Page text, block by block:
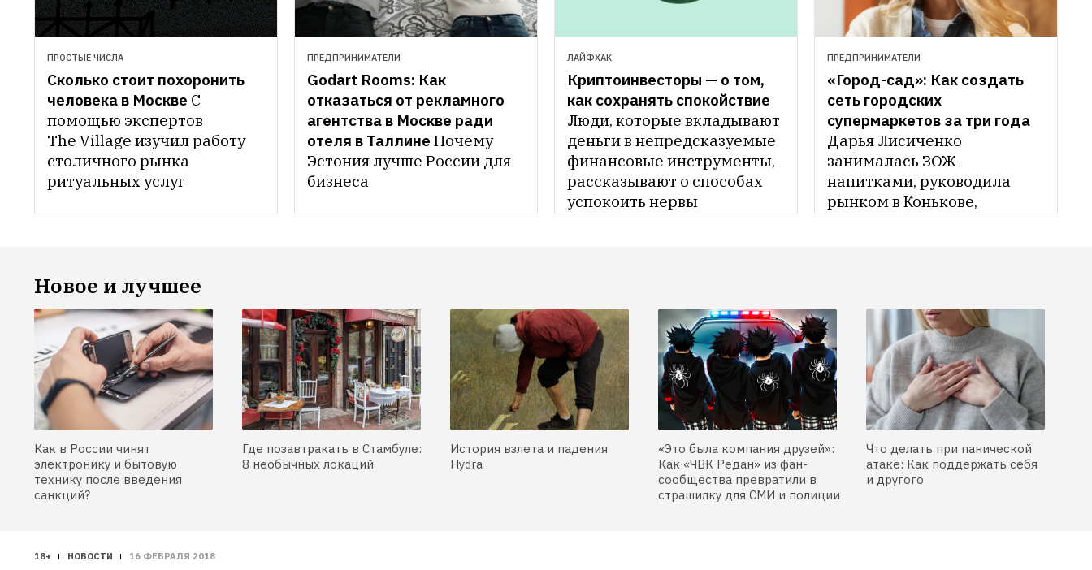
ПРОСТЫЕ ЧИСЛА
Сколько стоит похоронить
человека в Москве С
помощью экспертов
The Village изучил работу
столичного рынка
ритуальных услуг
ПРЕДПРИНИМАТЕЛИ
Godart Rooms: Как
отказаться от рекламного
агентства в Москве ради
отеля в Таллине Почему
Эстония лучше России для
бизнеса
ЛАЙФХАК
Криптоинвесторы — о том,
как сохранять спокойствие
Люди, которые вкладывают
деньги в непредсказуемые
финансовые инструменты,
рассказывают о способах
успокоить нервы
ПРЕДПРИНИМАТЕЛИ
«Город-сад»: Как создать
сеть городских
супермаркетов за три года
Дарья Лисиченко
занималась ЗОЖ-
напитками, руководила
рынком в Конькове,
Новое и лучшее
Как в России чинят
электронику и бытовую
технику после введения
санкций?
Где позавтракать в Стамбуле:
8 необычных локаций
История взлета и падения
Hydra
«Это была компания друзей»:
Как «ЧВК Редан» из фан-
сообщества превратили в
страшилку для СМИ и полиции
Что делать при панической
атаке: Как поддержать себя
и другого
18+ НОВОСТИ 16 ФЕВРАЛЯ 2018